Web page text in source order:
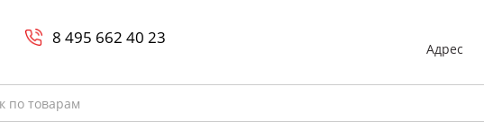
8 800-700-23-35
8 495 662 40 23
Адрес